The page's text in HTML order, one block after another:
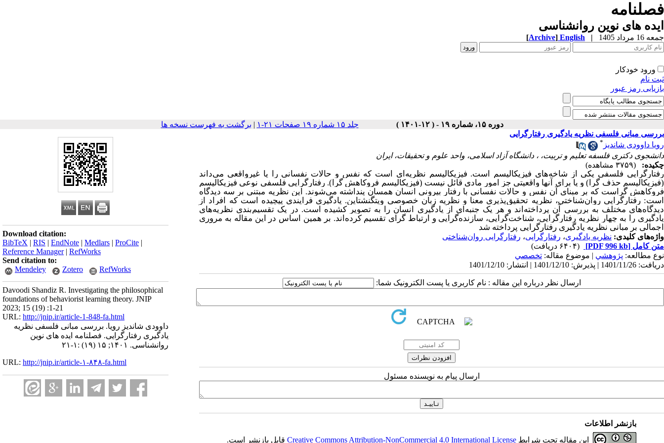
فصلنامه
ایده های نوین روانشناسی
جمعه 16 مرداد 1405 |
English
[Archive]
ورود خودکار
ثبت نام
بازیابی رمز عبور
دوره ۱۵، شماره ۱۹ - ( ۱۲-۱۴۰۱ ) جلد ۱۵ شماره ۱۹ صفحات ۲۱-۱ | برگشت به فهرست نسخه ها
Download citation:
BibTeX | RIS | EndNote | Medlars | ProCite |
Reference Manager| RefWorks
Send citation to:
Mendeley
Zotero RefWorks
Davoodi Shandiz R. Investigating the philosophical
foundations of behaviorist learning theory. JNIP
2023; 15 (19) :1-21
URL: http://jnip.ir/article-1-848-fa.html
داوودی شاندیز رویا. بررسی مبانی فلسفی نظریه
یادگیری رفتارگرایی. فصلنامه ایده های نوین
روانشناسی. ۱۴۰۱; ۱۵ (۱۹) :۱-۲۱
URL: http://jnip.ir/article-۱-۸۴۸-fa.html
بررسی مبانی فلسفی نظریه یادگیری رفتارگرایی
رویا داوودی شاندیز *
دانشجوی دکتری فلسفه تعلیم و تربیت، ، دانشگاه آزاد اسلامی، واحد علوم و تحقیقات، ایران
چکیده:
(۳۷۵۹ مشاهده)
رفتارگرایی فلسفی یکی از شاخه‌های فیزیکالیسم است. فیزیکالیسم نظریه‌ای است که نفس و حالات نفسانی را یا غیرواقعی می‌داند
(فیزیکالیسم حذف گرا) و یا برای آنها واقعیتی جز امور مادی قائل نیست (فیزیکالیسم فروکاهش گرا). رفتارگرایی فلسفی نوعی فیزیکالیسم
فروکاهش گراست که بر مبنای آن نفس و حالات نفسانی با رفتار بیرونی انسان همسان پنداشته می‌شوند. این نظریه مبتنی بر سه دیدگاه
است: رفتارگرایی روان‌شناختی، نظریه تحقیق‌پذیری معنا و نظریه زبان خصوصی ویتگنشتاین. یادگیری فرایندی پیچیده است که افراد از
دیدگاه‌های مختلف به بررسی آن پرداخته‌اند و هر یک جنبه‌ای از
یادگیری
انسان را به تصویر کشیده است. در یک تقسیم‌بندی نظریه‌های
یادگیری را به چهار نظریه رفتارگرایی، شناخت‌گرایی، سازنده‌گرایی و ارتباط گرای تقسیم کرده‌اند. بر همین اساس در این مقاله به مروری
اجمالی بر مبانی نظریه یادگیری رفتارگرایی پرداخته شد
واژه‌های کلیدی: نظریه یادگیری، رفتارگرایی، رفتارگرایی روان‌شناختی
متن کامل [PDF 996 kb]
(۶۴۰۴ دریافت)
نوع مطالعه: پژوهشي | موضوع مقاله: تخصصي
دریافت: 1401/11/26 | پذیرش: 1401/12/10 | انتشار: 1401/12/10
ارسال نظر درباره این مقاله : نام کاربری یا پست الکترونیک شما:
ارسال پیام به نویسنده مسئول
بازنشر اطلاعات
این مقاله تحت شرایط Creative Commons Attribution-NonCommercial 4.0 International Licenseقابل بازنشر است.